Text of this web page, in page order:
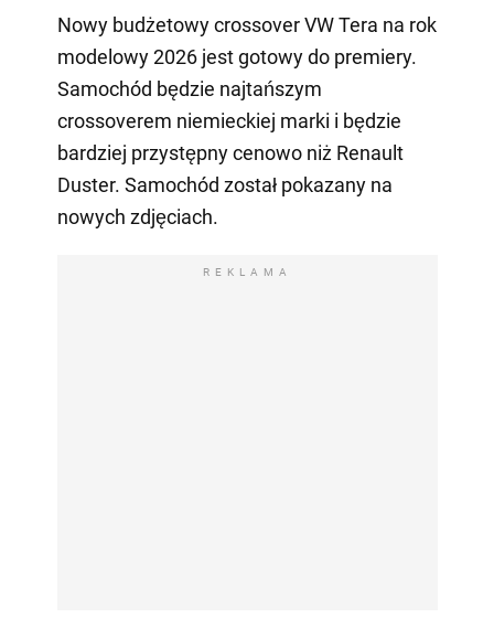
Nowy budżetowy crossover VW Tera na rok
modelowy 2026 jest gotowy do premiery.
Samochód będzie najtańszym
crossoverem niemieckiej marki i będzie
bardziej przystępny cenowo niż Renault
Duster. Samochód został pokazany na
nowych zdjęciach.
REKLAMA